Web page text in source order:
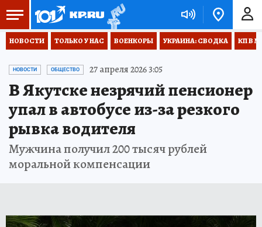
НОВОСТИ ТОЛЬКО У НАС ВОЕНКОРЫ УКРАИНА: СВОДКА КП В
НОВОСТИ ОБЩЕСТВО 27 апреля 2026 3:05
В Якутске незрячий пенсионер
упал в автобусе из-за резкого
рывка водителя
Мужчина получил 200 тысяч рублей
моральной компенсации